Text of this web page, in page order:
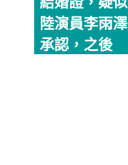
陸演員李雨
承認，之後